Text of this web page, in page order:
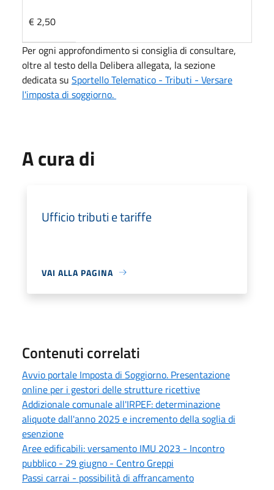
€ 2,50
Per ogni approfondimento si consiglia di consultare,
oltre al testo della Delibera allegata, la sezione
dedicata su Sportello Telematico - Tributi - Versare
l'imposta di soggiorno.
A cura di
Ufficio tributi e tariffe
VAI ALLA PAGINA
Contenuti correlati
Avvio portale Imposta di Soggiorno. Presentazione
online per i gestori delle strutture ricettive
Addizionale comunale all'IRPEF: determinazione
aliquote dall'anno 2025 e incremento della soglia di
esenzione
Aree edificabili: versamento IMU 2023 - Incontro
pubblico - 29 giugno - Centro Greppi
Passi carrai - possibilità di affrancamento